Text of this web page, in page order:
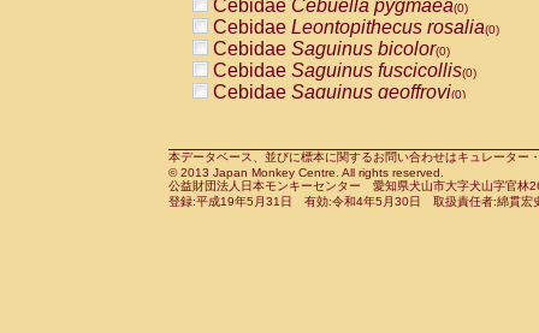
CercopithecidaeCercocebus
CercopithecidaeCercocebus
CercopithecidaeCercocebus
CercopithecidaeCercocebushybrid
CercopithecidaePapio anubis(0)
CercopithecidaePapio cynocephalus
CercopithecidaePapio hamadryas(0)
Cebidae Cebuella pygmaea(0)
Cebidae Leontopithecus rosalia(0)
Cebidae Saguinus bicolor(0)
Cebidae Saguinus fuscicollis(0)
Cebidae Saguinus geoffroyi(0)
CebidaeSaguinus leucopus(0)
CebidaeSaguinus midas(0)
Cebidae Saguinus mystax(0)
本データベース、並びに標本に関するお問い合わせはキュレータ
© 2013 Japan Monkey Centre. All rights reserved.
公益財団法人日本モンキーセンター 愛知県犬山市大字犬山字官
登録:平成19年5月31日 有効:令和4年5月30日 取扱責任者:綿貫宏